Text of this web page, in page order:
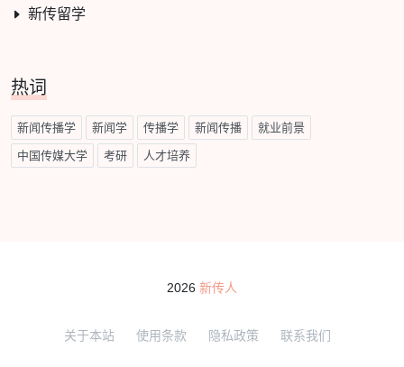
新传留学
热词
新闻传播学 新闻学 传播学 新闻传播 就业前景
中国传媒大学 考研 人才培养
2026 新传人
关于本站 使用条款 隐私政策 联系我们